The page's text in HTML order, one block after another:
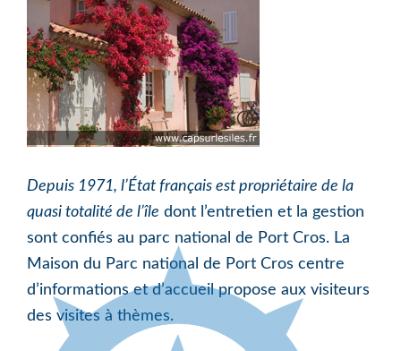
Depuis 1971, l’État français est propriétaire de la
quasi totalité de l’île dont l’entretien et la gestion
sont confiés au parc national de Port Cros. La
Maison du Parc national de Port Cros centre
d’informations et d’accueil propose aux visiteurs
des visites à thèmes.